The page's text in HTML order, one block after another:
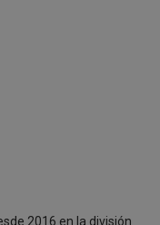
2016 en la división